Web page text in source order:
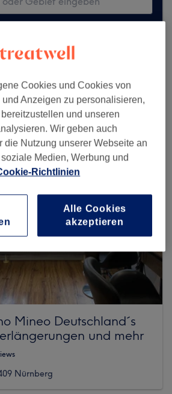
Mineo Deutschland´s
und mehr
Nürnberg
Cookies und Cookies von
und Anzeigen zu personalisieren,
und unseren
Wir geben auch
die Nutzung unserer Webseite an
Medien, Werbung und
Richtlinien
Alle Cookies
akzeptieren